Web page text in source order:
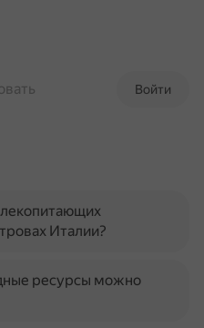
Войти
Италии?
ресурсы можно